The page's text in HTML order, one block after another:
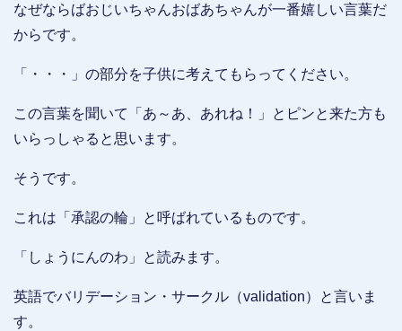
なぜならばおじいちゃんおばあちゃんが一番嬉しい言葉だ
からです。
「・・・」の部分を子供に考えてもらってください。
この言葉を聞いて「あ～あ、あれね！」とピンと来た方も
いらっしゃると思います。
そうです。
これは「承認の輪」と呼ばれているものです。
「しょうにんのわ」と読みます。
英語でバリデーション・サークル（validation）と言いま
す。